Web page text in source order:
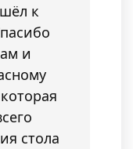
к
и
стола